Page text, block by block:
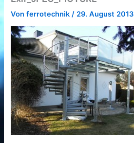
Vonferrotechnik / 29. August 2013